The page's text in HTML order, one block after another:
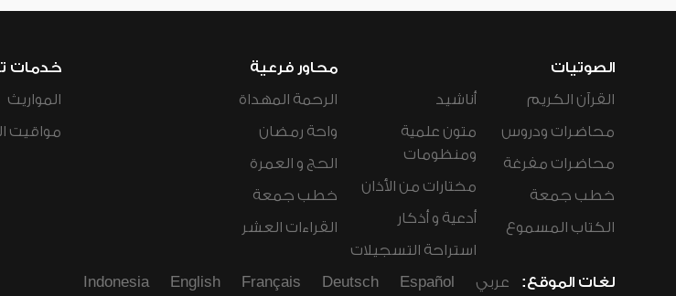
الصوتيات
القرآن الكريم
محاضرات ودروس
محاضرات مفرغة
خطب جمعة
الكتاب المسموع
أناشيد
متون علمية
ومنظومات
مختارات من الأذان
أدعية و أذكار
استراحة التسجيلات
محاور فرعية
الرحمة المهداة
واحة رمضان
الحج و العمرة
خطب جمعة
القراءات العشر
خدمات
المواريث
مواقيت
لغات الموقع: عربي Español
Deutsch
Français
English
Indonesia